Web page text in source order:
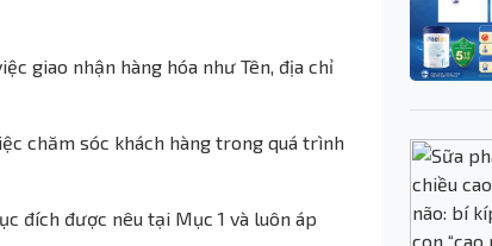
giao nhận hàng hóa như Tên, địa chỉ
chăm sóc khách hàng trong quá trình
đích được nêu tại Mục 1 và luôn áp